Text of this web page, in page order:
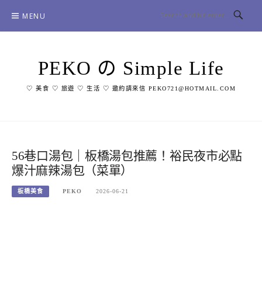
content
MENU
PEKO の Simple Life
♡ 美食 ♡ 旅遊 ♡ 生活 ♡ 邀約請來信 PEKO721@HOTMAIL.COM
56巷口湯包｜板橋湯包推薦！裕民夜市必點
爆汁麻辣湯包（菜單）
板橋美食 PEKO 2026-06-21